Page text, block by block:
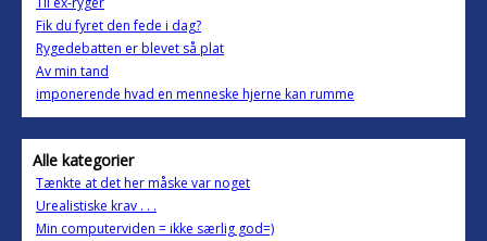
Fik du fyret den fede i dag?
Rygedebatten er blevet så plat
Av min tand
imponerende hvad en menneske hjerne kan rumme
Alle kategorier
Tænkte at det her måske var noget
Urealistiske krav . . .
Min computerviden = ikke særlig god=)